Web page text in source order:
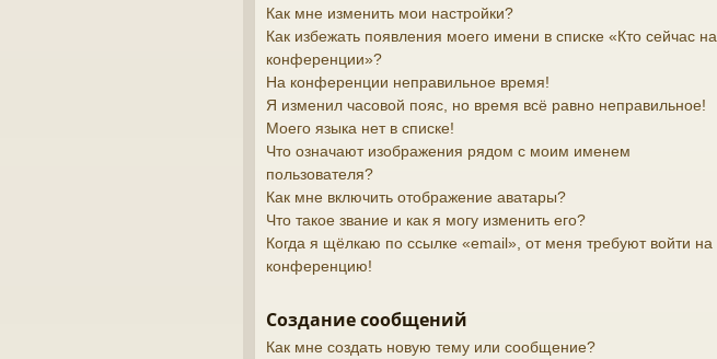
Как мне изменить мои настройки?
Как избежать появления моего имени в списке «Кто сейчас на
конференции»?
На конференции неправильное время!
Я изменил часовой пояс, но время всё равно неправильное!
Моего языка нет в списке!
Что означают изображения рядом с моим именем
пользователя?
Как мне включить отображение аватары?
Что такое звание и как я могу изменить его?
Когда я щёлкаю по ссылке «email», от меня требуют войти на
конференцию!
Создание сообщений
Как мне создать новую тему или сообщение?